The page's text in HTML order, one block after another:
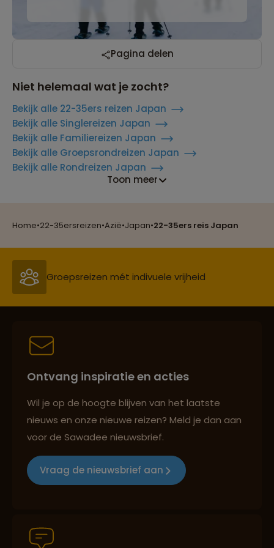
Home•22-35ersreizen•Azië•Japan•22-35ers reis Japan
Pagina delen
Niet helemaal wat je zocht?
Bekijk alle 22-35ers reizen Japan
Bekijk alle Singlereizen Japan
Bekijk alle Familiereizen Japan
Bekijk alle Groepsrondreizen Japan
Bekijk alle Rondreizen Japan
Toon meer
Groepsreizen mét indivuele vrijheid
Persoonlijk en deskundig reisadvies
Reizen met oog voor mens, cultuur en milieu
Ontvang inspiratie en acties
Wil je op de hoogte blijven van het laatste
nieuws en onze nieuwe reizen? Meld je dan aan
voor de Sawadee nieuwsbrief.
Vraag de nieuwsbrief aan